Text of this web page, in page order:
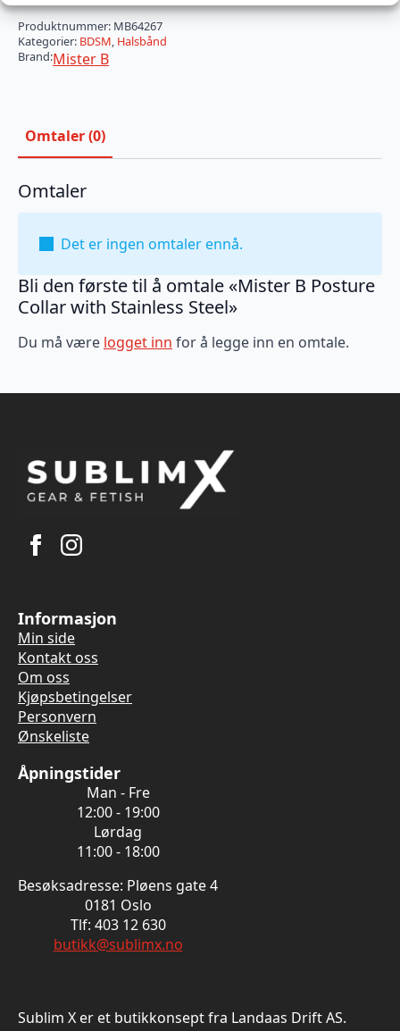
Produktnummer: MB64267
Kategorier: BDSM Halsbånd
Brand:Mister B
Omtaler (0)
Omtaler
Det er ingen omtaler ennå.
Bli den første til å omtale «Mister B Posture
Collar with Stainless Steel»
Du må være logget inn for å legge inn en omtale.
Informasjon
Min side
Kontakt oss
Om oss
Kjøpsbetingelser
Personvern
Ønskeliste
Åpningstider
Man - Fre
12:00 - 19:00
Lørdag
11:00 - 18:00
Besøksadresse: Pløens gate 4
0181 Oslo
Tlf: 403 12 630
butikk@sublimx.no
Sublim X er et butikkonsept fra Landaas Drift AS.